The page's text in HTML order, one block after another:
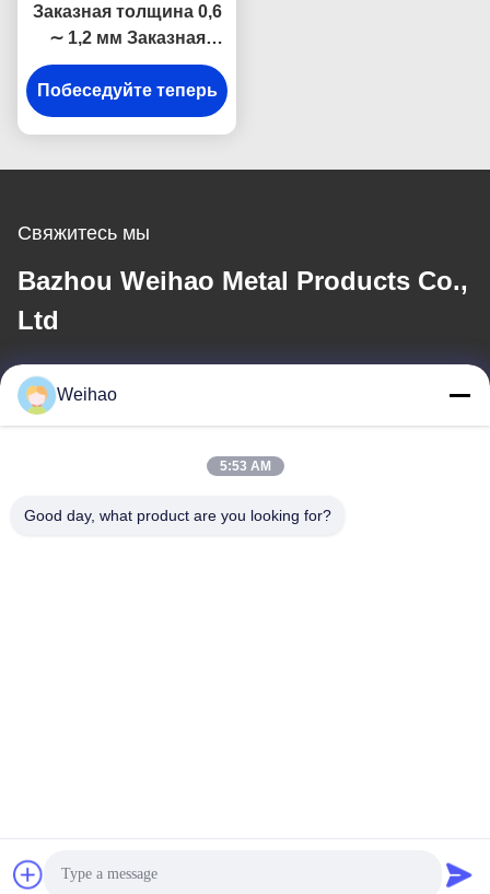
Заказная толщина 0,6
∼ 1,2 мм Заказная
покрытая по цвету
оцинкованная катушка
PPGI для облицовки
Побеседуйте теперь
Свяжитесь мы
Bazhou Weihao Metal Products Co.,
Ltd
Электронная почта
408690175@qq.com
Наш адрес
Поставщик. © авторского права -2026 Bazhou Weihao Metal
Products Co., Ltd . Все права защищены.
Weihao
5:53 AM
Good day, what product are you looking for?